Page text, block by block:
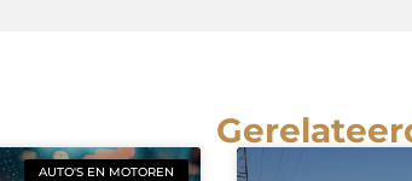
AUTO'S EN MOTOREN